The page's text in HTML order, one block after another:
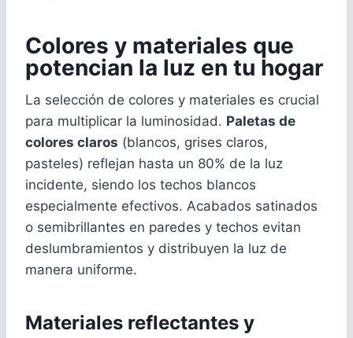
Colores y materiales que
potencian la luz en tu hogar
La selección de colores y materiales es crucial
para multiplicar la luminosidad. Paletas de
colores claros (blancos, grises claros,
pasteles) reflejan hasta un 80% de la luz
incidente, siendo los techos blancos
especialmente efectivos. Acabados satinados
o semibrillantes en paredes y techos evitan
deslumbramientos y distribuyen la luz de
manera uniforme.
Materiales reflectantes y